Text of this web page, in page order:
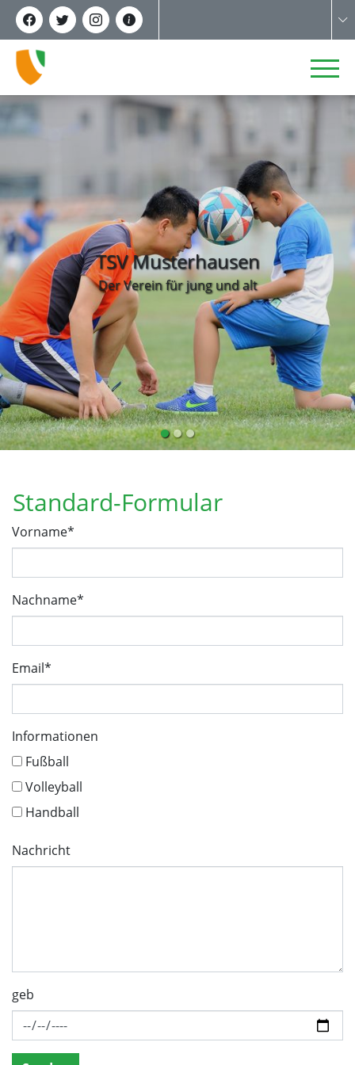
TSV Musterhausen
Der Verein für jung und alt
Standard-Formular
Vorname*
Nachname*
Email*
Informationen
Fußball
Volleyball
Handball
Nachricht
geb